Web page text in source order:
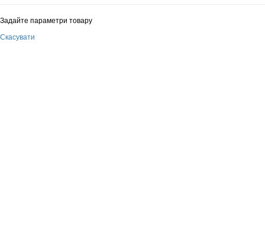
Задайте параметри товару
Скасувати